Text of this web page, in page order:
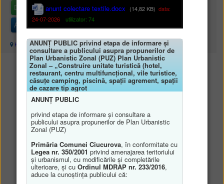
DOCUMENTE ȘI INFORMAȚII FINANCIARE
ALTE DOCUMENTE
Harta site/Monitorul oficial local/DOCUMENTE ȘI INFORMAȚII FINANCIARE
DOCUMENTE ȘI INFORMAȚII FINANCIARE
Proiecte de buget
Bugetul iniţial
Rectificări de buget
Situaţii trimestriale (dds)
Indicatori venituri-cheltuieli
Plăţi restante
Registre datorii publice
Programe de investiţii
anunt colectare textile.docx (14,82 KB) data:
24-07-2026
utilizator: 74
ANUNȚ PUBLIC privind etapa de informare și
consultare a publicului asupra propunerilor de
Plan Urbanistic Zonal (PUZ) Plan Urbanistic
Zonal – „Construire unitate turistică (hotel,
restaurant, centru multifuncțional, vile turistice,
căsuțe camping, piscină, spații agrement, spații
de cazare tip agrot
ANUNȚ PUBLIC
privind etapa de informare și consultare a
publicului asupra propunerilor de Plan Urbanistic
Zonal (PUZ)
Primăria Comunei Ciucurova, în conformitate cu
Legea nr. 350/2001 privind amenajarea teritoriului
și urbanismul, cu modificările și completările
ulterioare, și cuOrdinul MDRAP nr. 233/2016,
aduce la cunoștința publicului că: